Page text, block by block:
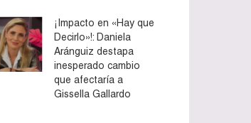
¡Impacto en «Hay que
Decirlo»!: Daniela
Aránguiz destapa
inesperado cambio
que afectaría a
Gissella Gallardo